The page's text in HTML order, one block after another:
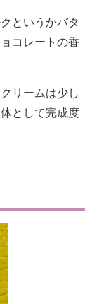
というかバタ
コレートの香
リームは少し
として完成度